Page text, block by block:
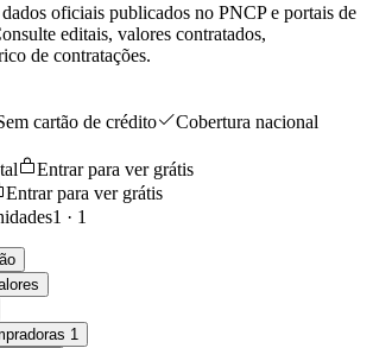
oficiais publicados no PNCP e portais de
editais, valores contratados,
de contratações.
cartão de crédito
Cobertura nacional
Entrar para ver grátis
Entrar para ver grátis
1 · 1
1